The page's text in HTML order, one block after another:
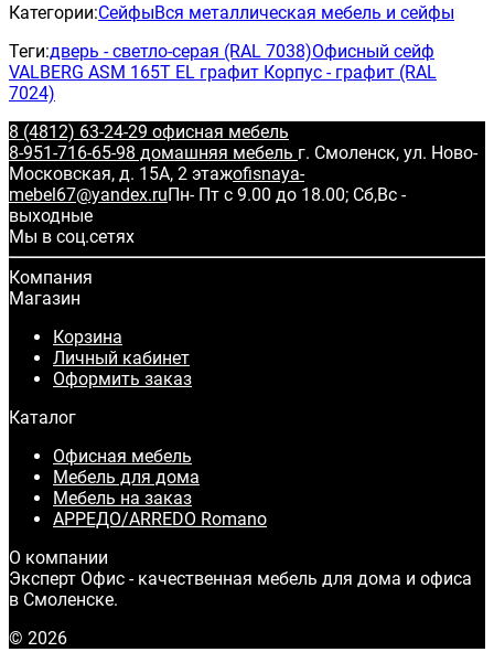
Категории:СейфыВся металлическая мебель и сейфы
Теги:дверь - светло-серая (RAL 7038)Офисный сейф
VALBERG ASM 165T EL графит Корпус - графит (RAL
7024)
8 (4812) 63-24-29 офисная мебель
8-951-716-65-98 домашняя мебель г. Смоленск, ул. Ново-
Московская, д. 15А, 2 этажofisnaya-
mebel67@yandex.ruПн- Пт с 9.00 до 18.00; Сб,Вс -
выходные
Мы в соц.сетях
Компания
Магазин
Корзина
Личный кабинет
Оформить заказ
Каталог
Офисная мебель
Мебель для дома
Мебель на заказ
АРРЕДО/ARREDO Romano
О компании
Эксперт Офис - качественная мебель для дома и офиса
в Смоленске.
© 2026